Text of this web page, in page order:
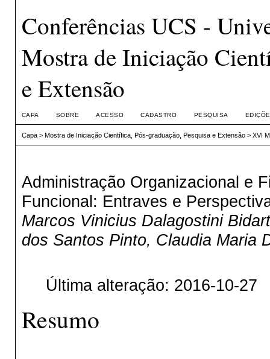
Conferências UCS -
Mostra de Iniciação
e Extensão
CAPA SOBRE ACESSO CADASTRO PESQUISA
Capa> Mostra de Iniciação Científica, Pós-graduação, Pesquisa e Extensão> XVI
Administração Organizacional e
Funcional: Entraves e
Marcos Vinicius Dalagostini
dos Santos Pinto, Claudia Maria
Última alteração: 2016-10-27
Resumo